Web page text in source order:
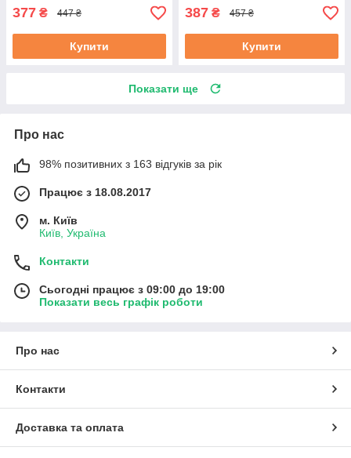
377 ₴ 447 ₴
Купити
387 ₴ 457 ₴
Купити
Показати ще
Про нас
98% позитивних з 163 відгуків за рік
Працює з 18.08.2017
м. Київ
Київ, Україна
Контакти
Сьогодні працює з 09:00 до 19:00
Показати весь графік роботи
Про нас
Контакти
Доставка та оплата